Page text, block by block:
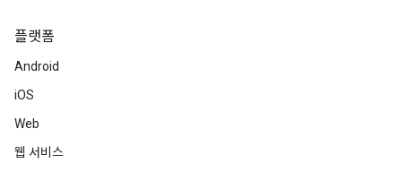
플랫폼
Android
iOS
Web
웹 서비스